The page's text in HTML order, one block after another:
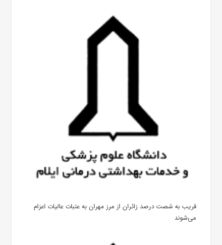
قریب به شصت درصد زائران از مرز مهران به عتبات عالیات اعزام
می‌شوند